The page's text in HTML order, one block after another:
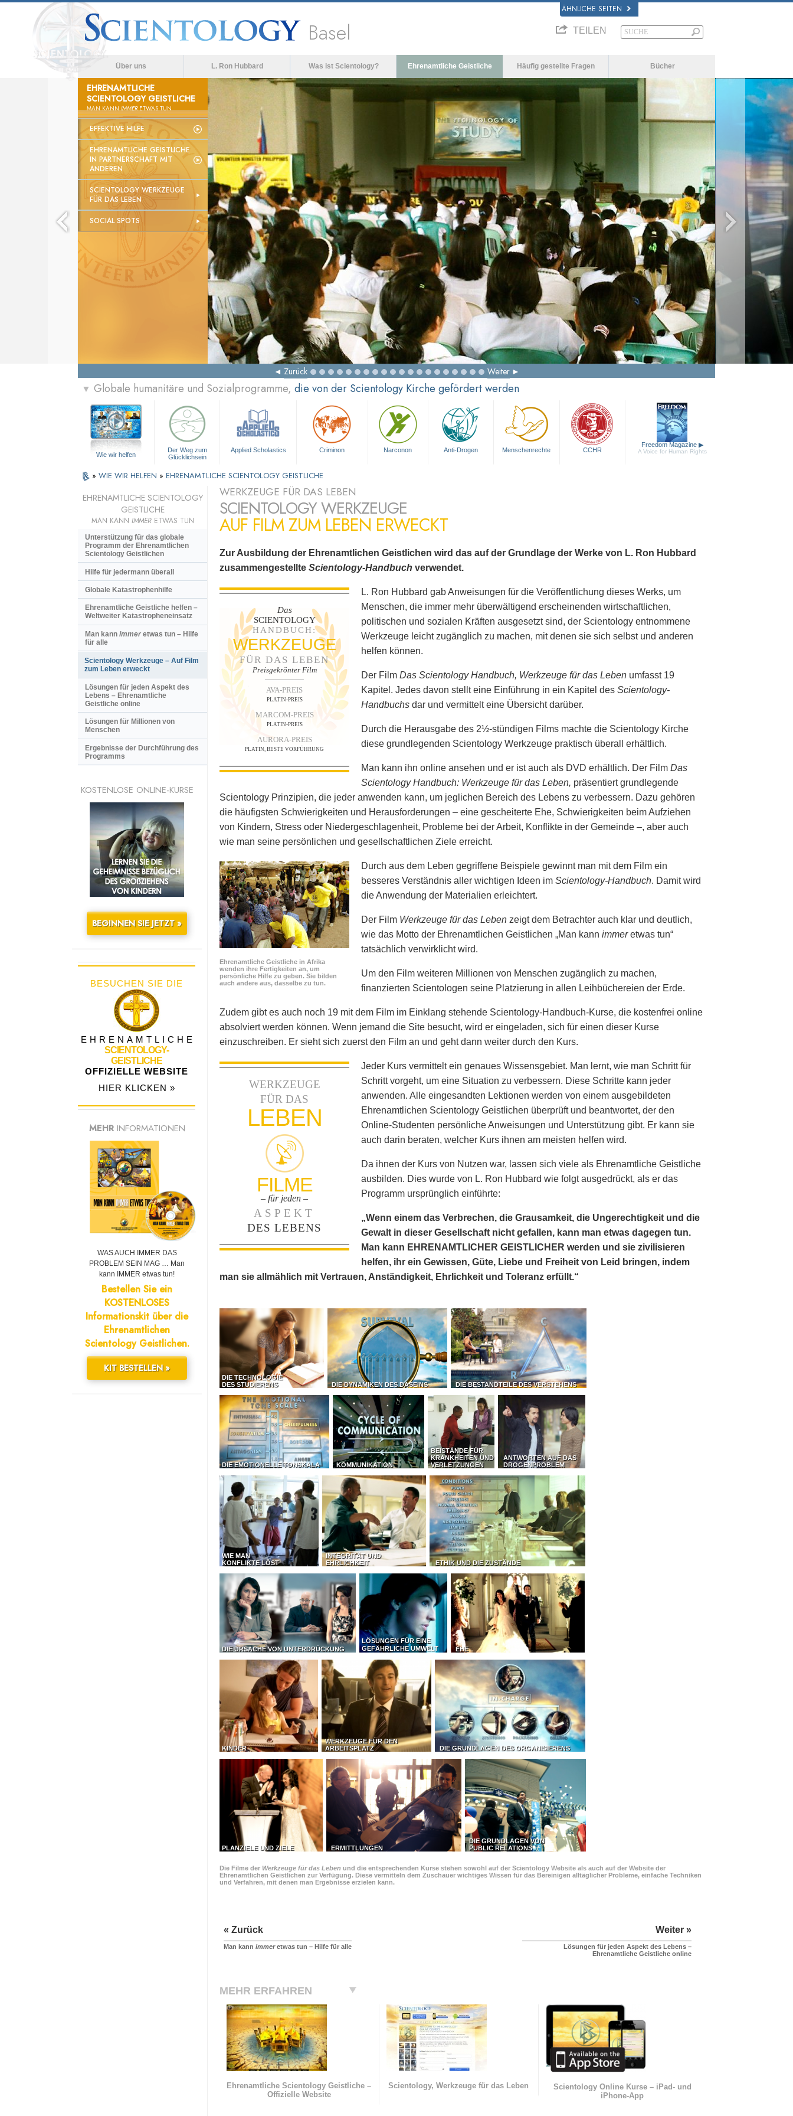
ÄHNLICHE SEITEN
Basel TEILEN
Über uns L. Ron Hubbard Was ist Scientology? Ehrenamtliche Geistliche Häufig gestellte Fragen Bücher
EHRENAMTLICHE
SCIENTOLOGY GEISTLICHE
MAN KANNIMMERETWAS TUN
EFFEKTIVE HILFE
EHRENAMTLICHE GEISTLICHE
IN PARTNERSCHAFT MIT
ANDEREN
SCIENTOLOGY WERKZEUGE
FÜR DAS LEBEN
SOCIAL SPOTS
Zurück Weiter
▼ Globale humanitäre und Sozialprogramme, die von der Scientology Kirche gefördert werden
Wie wir helfen
Der Weg zum
Glücklichsein
Applied Scholastics Criminon Narconon Anti-Drogen Menschenrechte CCHR
Freedom Magazine ▶
A Voice for Human Rights
» WIE WIR HELFEN » EHRENAMTLICHE SCIENTOLOGY GEISTLICHE
WERKZEUGE FÜR DAS LEBEN
SCIENTOLOGY WERKZEUGE
AUF FILM ZUM LEBEN ERWECKT
Zur Ausbildung der Ehrenamtlichen Geistlichen wird das auf der Grundlage der Werke von L. Ron Hubbard
zusammengestellte Scientology-Handbuch verwendet.
Das
SCIENTOLOGY
HANDBUCH:
WERKZEUGE
FÜR DAS LEBEN
Preisgekrönter Film
AVA-PREIS
PLATIN-PREIS
MARCOM-PREIS
PLATIN-PREIS
AURORA-PREIS
PLATIN, BESTE VORFÜHRUNG
L. Ron Hubbard gab Anweisungen für die Veröffentlichung dieses Werks, um
Menschen, die immer mehr überwältigend erscheinenden wirtschaftlichen,
politischen und sozialen Kräften ausgesetzt sind, der Scientology entnommene
Werkzeuge leicht zugänglich zu machen, mit denen sie sich selbst und anderen
helfen können.
Der Film Das Scientology Handbuch, Werkzeuge für das Leben umfasst 19
Kapitel. Jedes davon stellt eine Einführung in ein Kapitel des Scientology-
Handbuchs dar und vermittelt eine Übersicht darüber.
Durch die Herausgabe des 2½-stündigen Films machte die Scientology Kirche
diese grundlegenden Scientology Werkzeuge praktisch überall erhältlich.
Man kann ihn online ansehen und er ist auch als DVD erhältlich. Der Film Das
Scientology Handbuch: Werkzeuge für das Leben, präsentiert grundlegende
Scientology Prinzipien, die jeder anwenden kann, um jeglichen Bereich des Lebens zu verbessern. Dazu gehören
die häufigsten Schwierigkeiten und Herausforderungen – eine gescheiterte Ehe, Schwierigkeiten beim Aufziehen
von Kindern, Stress oder Niedergeschlagenheit, Probleme bei der Arbeit, Konflikte in der Gemeinde –, aber auch
wie man seine persönlichen und gesellschaftlichen Ziele erreicht.
Ehrenamtliche Geistliche in Afrika
wenden ihre Fertigkeiten an, um
persönliche Hilfe zu geben. Sie bilden
auch andere aus, dasselbe zu tun.
Durch aus dem Leben gegriffene Beispiele gewinnt man mit dem Film ein
besseres Verständnis aller wichtigen Ideen im Scientology-Handbuch. Damit wird
die Anwendung der Materialien erleichtert.
Der Film Werkzeuge für das Leben zeigt dem Betrachter auch klar und deutlich,
wie das Motto der Ehrenamtlichen Geistlichen „Man kann immeretwas tun“
tatsächlich verwirklicht wird.
Um den Film weiteren Millionen von Menschen zugänglich zu machen,
finanzierten Scientologen seine Platzierung in allen Leihbüchereien der Erde.
Zudem gibt es auch noch 19 mit dem Film im Einklang stehende Scientology-Handbuch-Kurse, die kostenfrei online
absolviert werden können. Wenn jemand die Site besucht, wird er eingeladen, sich für einen dieser Kurse
einzuschreiben. Er sieht sich zuerst den Film an und geht dann weiter durch den Kurs.
WERKZEUGE
FÜR DAS
LEBEN
FILME
– für jeden –
ASPEKT
DES LEBENS
Jeder Kurs vermittelt ein genaues Wissensgebiet. Man lernt, wie man Schritt für
Schritt vorgeht, um eine Situation zu verbessern. Diese Schritte kann jeder
anwenden. Alle eingesandten Lektionen werden von einem ausgebildeten
Ehrenamtlichen Scientology Geistlichen überprüft und beantwortet, der den
Online-Studenten persönliche Anweisungen und Unterstützung gibt. Er kann sie
auch darin beraten, welcher Kurs ihnen am meisten helfen wird.
Da ihnen der Kurs von Nutzen war, lassen sich viele als Ehrenamtliche Geistliche
ausbilden. Dies wurde von L. Ron Hubbard wie folgt ausgedrückt, als er das
Programm ursprünglich einführte:
„Wenn einem das Verbrechen, die Grausamkeit, die Ungerechtigkeit und die
Gewalt in dieser Gesellschaft nicht gefallen, kann man etwas dagegen tun.
Man kann EHRENAMTLICHER GEISTLICHER werden und sie zivilisieren
helfen, ihr ein Gewissen, Güte, Liebe und Freiheit von Leid bringen, indem
man sie allmählich mit Vertrauen, Anständigkeit, Ehrlichkeit und Toleranz erfüllt.“
DIE TECHNOLOGIE
DES STUDIERENS
DIE DYNAMIKEN DES DASEINS DIE BESTANDTEILE DES VERSTEHENS
DIE EMOTIONELLE TONSKALA KOMMUNIKATION
BEISTÄNDE FÜR
KRANKHEITEN UND
VERLETZUNGEN
ANTWORTEN AUF DAS
DROGENPROBLEM
WIE MAN
KONFLIKTE LÖST
INTEGRITÄT UND
EHRLICHKEIT
ETHIK UND DIE ZUSTÄNDE
DIE URSACHE VON UNTERDRÜCKUNG
LÖSUNGEN FÜR EINE
GEFÄHRLICHE UMWELT
EHE
KINDER
WERKZEUGE FÜR DEN
ARBEITSPLATZ
DIE GRUNDLAGEN DES ORGANISIERENS
PLANZIELE UND ZIELE ERMITTLUNGEN
DIE GRUNDLAGEN VON
PUBLIC RELATIONS
Die Filme der Werkzeuge für das Leben und die entsprechenden Kurse stehen sowohl auf der Scientology Website als auch auf der Website der
Ehrenamtlichen Geistlichen zur Verfügung. Diese vermitteln dem Zuschauer wichtiges Wissen für das Bereinigen alltäglicher Probleme, einfache Techniken
und Verfahren, mit denen man Ergebnisse erzielen kann.
« Zurück
Man kann immeretwas tun – Hilfe für alle
Weiter »
Lösungen für jeden Aspekt des Lebens –
Ehrenamtliche Geistliche online
MEHR ERFAHREN
Ehrenamtliche Scientology Geistliche –
Offizielle Website
Scientology, Werkzeuge für das Leben
Scientology Online Kurse – iPad- und
iPhone-App
EHRENAMTLICHE SCIENTOLOGY
GEISTLICHE
MAN KANN IMMERETWAS TUN
Unterstützung für das globale
Programm der Ehrenamtlichen
Scientology Geistlichen
Hilfe für jedermann überall
Globale Katastrophenhilfe
Ehrenamtliche Geistliche helfen –
Weltweiter Katastropheneinsatz
Man kann immer etwas tun – Hilfe
für alle
Scientology Werkzeuge – Auf Film
zum Leben erweckt
Lösungen für jeden Aspekt des
Lebens – Ehrenamtliche
Geistliche online
Lösungen für Millionen von
Menschen
Ergebnisse der Durchführung des
Programms
KOSTENLOSE ONLINE-KURSE
BEGINNEN SIE JETZT »
BESUCHEN SIE DIE
EHRENAMTLICHE
SCIENTOLOGY-
GEISTLICHE
OFFIZIELLE WEBSITE
HIER KLICKEN »
MEHR INFORMATIONEN
WAS AUCH IMMER DAS
PROBLEM SEIN MAG … Man
kann IMMER etwas tun!
Bestellen Sie ein
KOSTENLOSES
Informationskit über die
Ehrenamtlichen
Scientology Geistlichen.
KIT BESTELLEN »